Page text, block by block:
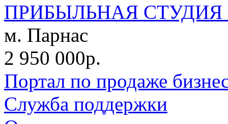
ПРИБЫЛЬНАЯ СТУДИЯ
м. Парнас
2 950 000р.
Портал по продаже
Служба поддержки